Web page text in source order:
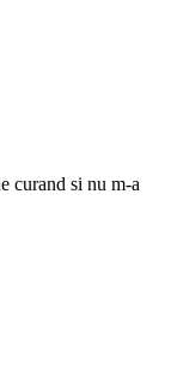
curand si nu m-a